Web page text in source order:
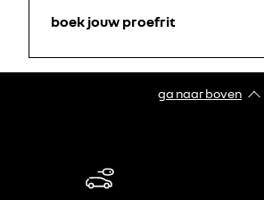
boek jouw proefrit
ga naar boven